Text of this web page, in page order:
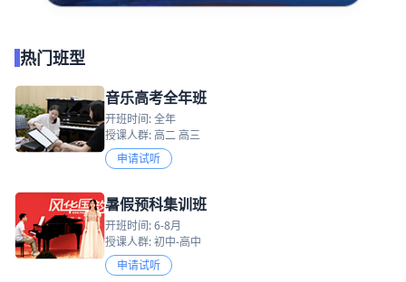
热门班型
音乐高考全年班
开班时间: 全年
授课人群: 高二 高三
申请试听
暑假预科集训班
开班时间: 6-8月
授课人群: 初中-高中
申请试听